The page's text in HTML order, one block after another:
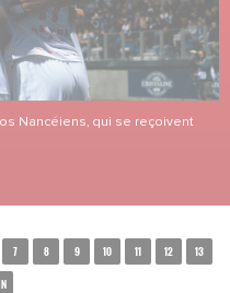
Nancéiens, qui se reçoivent
7 8 9 10 11 12 13